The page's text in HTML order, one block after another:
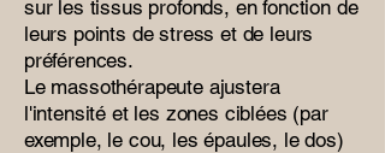
sur les tissus profonds, en fonction de
leurs points de stress et de leurs
préférences.
Le massothérapeute ajustera
l'intensité et les zones ciblées (par
exemple, le cou, les épaules, le dos)